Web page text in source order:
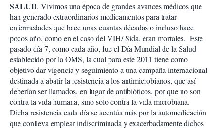
o
m
p
a
r
t
i
r
SALUD. Vivimos una época de grandes avances médicos que
han generado extraordinarios medicamentos para tratar
enfermedades que hace unas cuantas décadas o incluso hace
pocos año, como en el caso del VIH/ Sida, eran mortales. Este
pasado día 7, como cada año, fue el Día Mundial de la Salud
establecido por la OMS, la cual para este 2011 tiene como
objetivo dar vigencia y seguimiento a una campaña internacional
destinada a abatir la resistencia a los antimicrobianos, que así
deberían ser llamados, en lugar de antibióticos, por que no son
contra la vida humana, sino sólo contra la vida microbiana.
Dicha resistencia cada día se acentúa más por la automedicación
que conlleva emplear indiscriminada y exacerbadamente dichos